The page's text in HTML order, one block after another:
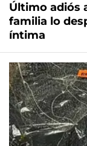
Último adiós
familia lo
íntima